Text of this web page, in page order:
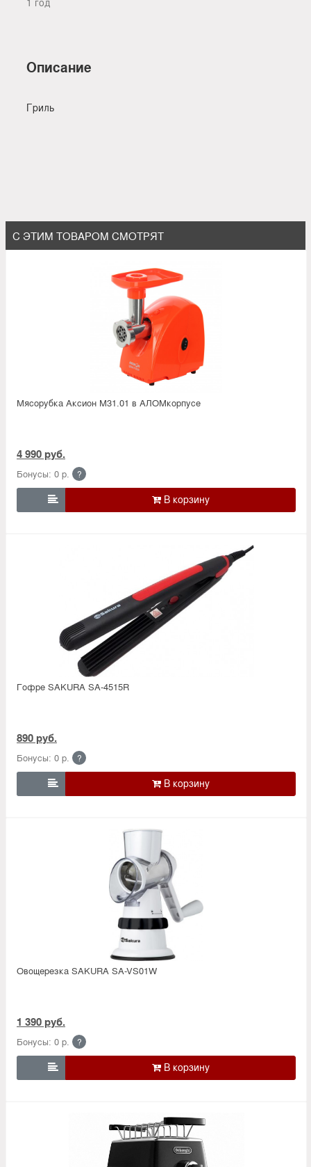
Описание
Гриль
С ЭТИМ ТОВАРОМ СМОТРЯТ
Мясорубка Аксион М31.01 в АЛОМкорпусе
4 990 руб.
Бонусы: 0 р. ?

Гофре SAKURA SA-4515R
890 руб.
Бонусы: 0 р. ?

Овощерезка SAKURA SA-VS01W
1 390 руб.
Бонусы: 0 р. ?
